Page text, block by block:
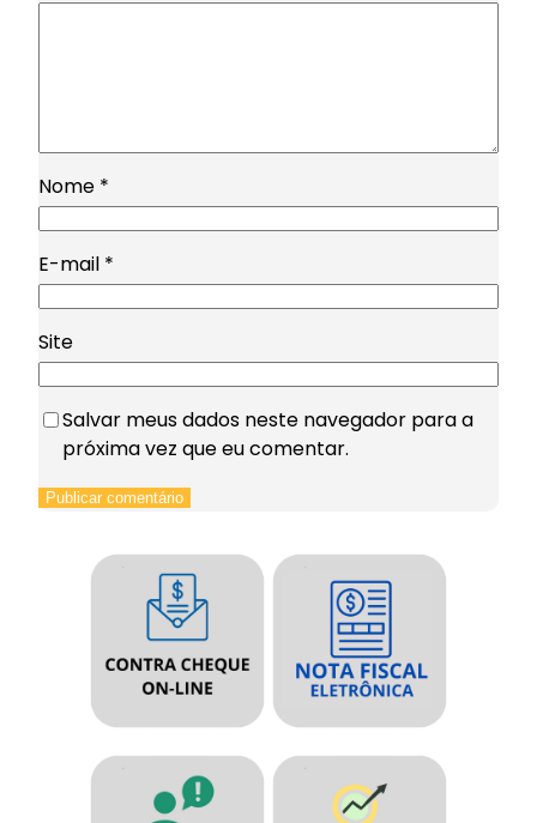
Nome *
E-mail *
Site
Salvar meus dados neste navegador para a
próxima vez que eu comentar.